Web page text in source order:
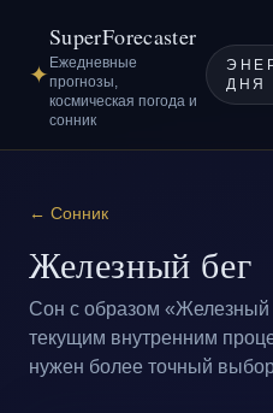
✦
SuperForecaster
Ежедневные
прогнозы,
космическая погода и
сонник
ДНЯ
← Сонник
Железный бег
Сон с образом «Железный
текущим внутренним
нужен более точный